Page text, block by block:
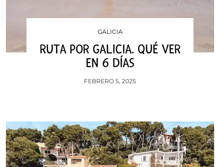
GALICIA
RUTA POR GALICIA. QUÉ VER
EN 6 DÍAS
FEBRERO 5, 2025